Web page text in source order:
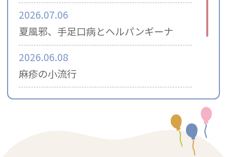
お願いします。
2026.04.16
現在おたふくワクチンの出荷調整のため
十分な確保が難しい状況です。
そのため、おたふくワクチン接種の新規
予約を一時停止させていただいておりま
患者様にはご迷惑をおかけいたします
が、ご理解のほどよろしくお願いいたし
2026.07.06
夏風邪、手足口病とヘルパンギーナ
2026.06.08
麻疹の小流行
2026.05.14